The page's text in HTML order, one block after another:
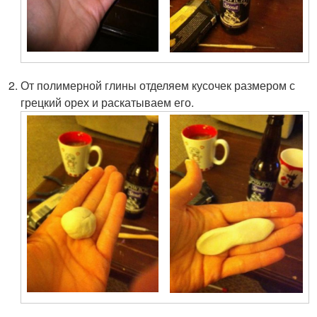
От полимерной глины отделяем кусочек размером с
грецкий орех и раскатываем его.